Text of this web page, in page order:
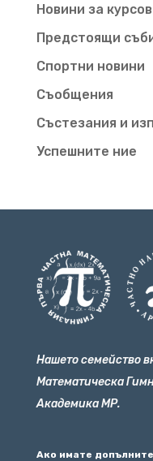
Новини за
Предстоящи
Спортни новини
Съобщения
Състезания и
Успешните ние
Нашето семейство
Математическа
Академика МР.
Ако имате